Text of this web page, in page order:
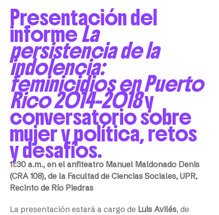
Presentación del
informeLa
persistencia de la
indolencia:
feminicidios en Puerto
Rico 2014-2018y
conversatorio sobre
mujer y política, retos
y desafíos.
11:30 a.m., en el anfiteatro Manuel Maldonado Denis
(CRA 108), de la Facultad de Ciencias Sociales, UPR,
Recinto de Río Piedras
La presentación estará a cargo de Luis Avilés, de